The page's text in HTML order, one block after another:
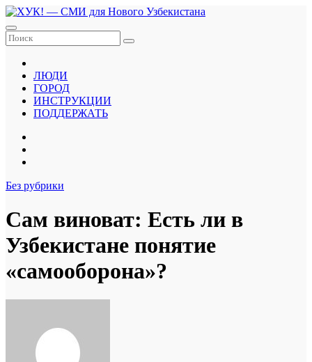
Перейти
к
содержанию
ЛЮДИ
ГОРОД
ИНСТРУКЦИИ
ПОДДЕРЖАТЬ
Без рубрики
Сам виноват: Есть ли в
Узбекистане понятие
«самооборона»?